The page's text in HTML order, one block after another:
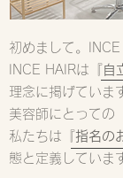
初めまして。INCE
INCE HAIRは『 自
理念に掲げていま
美容師にとっての
私たちは『指名の
態と定義していま